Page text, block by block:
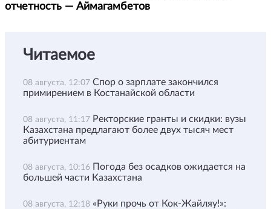
отчетность — Аймагамбетов
Читаемое
08 августа, 12:07 Спор о зарплате закончился
примирением в Костанайской области
08 августа, 11:17 Ректорские гранты и скидки: вузы
Казахстана предлагают более двух тысяч мест
абитуриентам
08 августа, 10:16 Погода без осадков ожидается на
большей части Казахстана
08 августа, 12:18 «Руки прочь от Кок-Жайляу!»: